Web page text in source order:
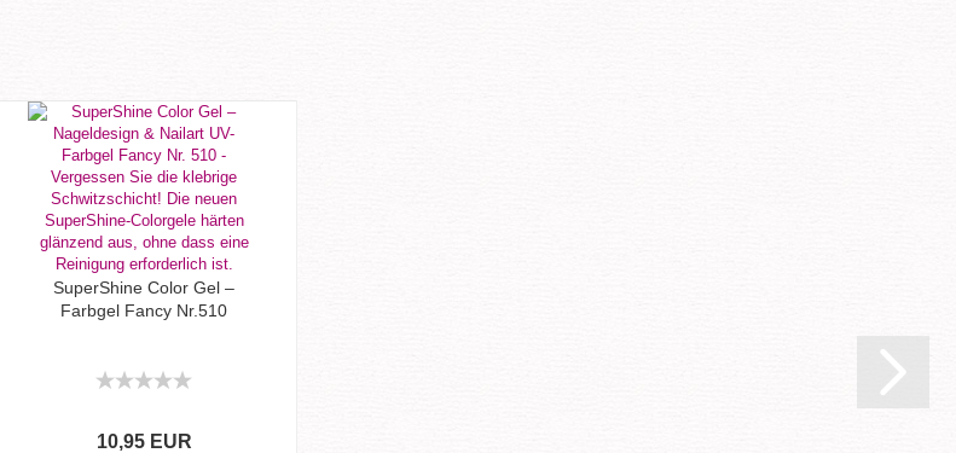
SuperShine Color Gel –
Farbgel Fancy Nr.510
10,95 EUR